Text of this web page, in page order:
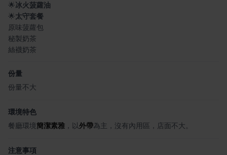
🌟冰火菠蘿油
🌟太守套餐
原味菠蘿包
秘製奶茶
絲襪奶茶
份量
份量不大
環境特色
餐廳環境簡潔素雅 ，以外帶為主，沒有內用區，店面不大。
注意事項